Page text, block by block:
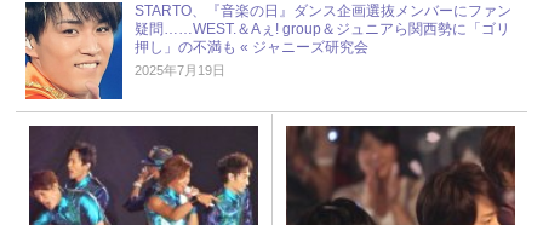
STARTO、『音楽の日』ダンス企画選抜メンバーにファン
疑問……WEST.＆Aぇ! group＆ジュニアら関西勢に「ゴリ
押し」の不満も « ジャニーズ研究会
2025年7月19日